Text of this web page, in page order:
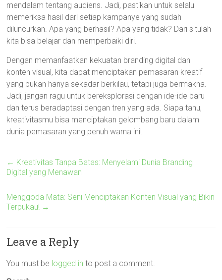
mendalam tentang audiens. Jadi, pastikan untuk selalu
memeriksa hasil dari setiap kampanye yang sudah
diluncurkan. Apa yang berhasil? Apa yang tidak? Dari situlah
kita bisa belajar dan memperbaiki diri.
Dengan memanfaatkan kekuatan branding digital dan
konten visual, kita dapat menciptakan pemasaran kreatif
yang bukan hanya sekadar berkilau, tetapi juga bermakna.
Jadi, jangan ragu untuk bereksplorasi dengan ide-ide baru
dan terus beradaptasi dengan tren yang ada. Siapa tahu,
kreativitasmu bisa menciptakan gelombang baru dalam
dunia pemasaran yang penuh warna ini!
← Kreativitas Tanpa Batas: Menyelami Dunia Branding
Digital yang Menawan
Menggoda Mata: Seni Menciptakan Konten Visual yang Bikin
Terpukau! →
Leave a Reply
You must be logged in to post a comment.